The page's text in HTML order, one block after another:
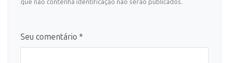
que não contenha identificação não serão publicados.
Seu comentário *